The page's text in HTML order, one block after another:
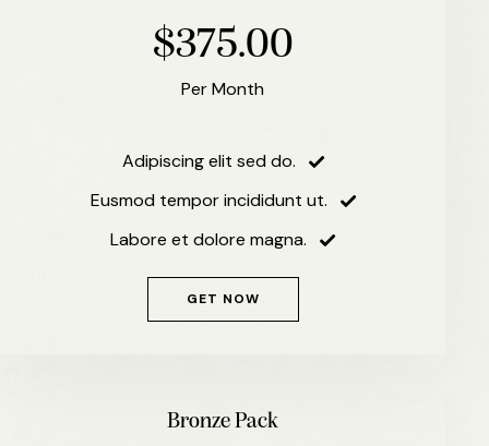
$375.00
Per Month
Adipiscing elit sed do.
Eusmod tempor incididunt ut.
Labore et dolore magna.
GET NOW
Bronze Pack